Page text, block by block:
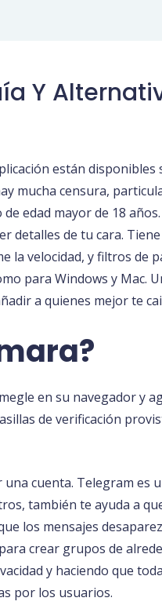
Y
están
mucha censura,
edad mayor de 18
detalles de tu cara.
la velocidad, y filtros de
para Windows y Mac.
a quienes mejor te
en su navegador y
de verificación
cuenta. Telegram es
también te ayuda a
los mensajes
crear grupos de
y haciendo que
por los usuarios.